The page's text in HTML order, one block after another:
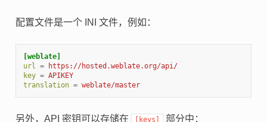
配置文件是一个 INI 文件，例如：
[weblate]
url =
https://hosted.weblate.org/api/
key = APIKEY
translation = weblate/master
另外，API 密钥可以存储在 [keys] 部分中：